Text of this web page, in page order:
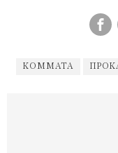
ΚΟΜΜΑΤΑ